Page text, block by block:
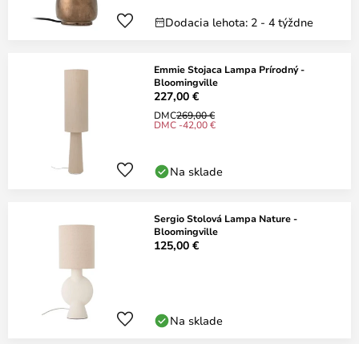
Dodacia lehota: 2 - 4 týždne
Emmie Stojaca Lampa Prírodný -
Bloomingville
227,00 €
DMC269,00 €
DMC -42,00 €
Na sklade
Sergio Stolová Lampa Nature -
Bloomingville
125,00 €
Na sklade